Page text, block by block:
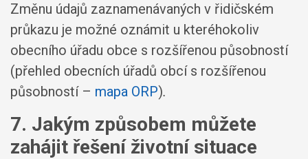
Změnu údajů zaznamenávaných v řidičském
průkazu je možné oznámit u kteréhokoliv
obecního úřadu obce s rozšířenou působností
(přehled obecních úřadů obcí s rozšířenou
působností – mapa ORP).
7. Jakým způsobem můžete
zahájit řešení životní situace